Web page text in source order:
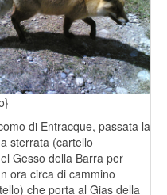
di Entracque, passata la
sterrata (cartello
Gesso della Barra per
ora circa di cammino
che porta al Gias della